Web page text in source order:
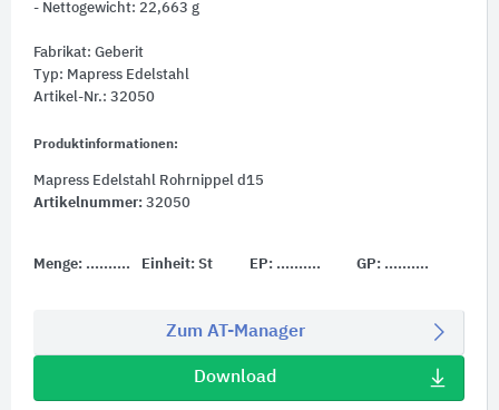
- Nettogewicht: 22,663 g
Fabrikat: Geberit
Typ: Mapress Edelstahl
Artikel-Nr.: 32050
Produktinformationen:
Mapress Edelstahl Rohrnippel d15
Artikelnummer: 32050
Menge: .......... Einheit: St EP: .......... GP: ..........
Zum AT-Manager
Download